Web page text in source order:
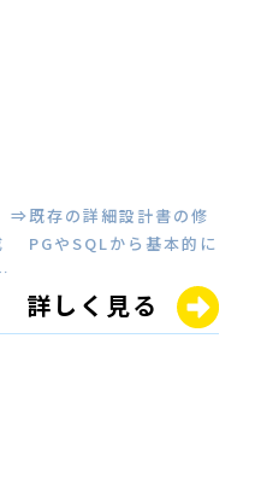
既存の詳細設計書の修
PGやSQLから基本的に
詳しく見る